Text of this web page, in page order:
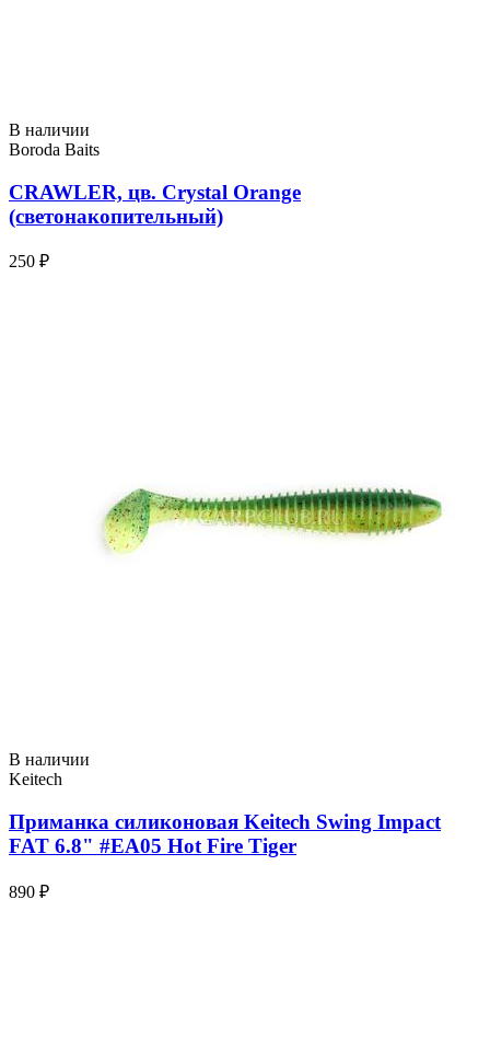
В наличии
Boroda Baits
CRAWLER, цв. Crystal Orange
(светонакопительный)
250 ₽
В наличии
Keitech
Приманка силиконовая Keitech Swing Impact
FAT 6.8" #EA05 Hot Fire Tiger
890 ₽